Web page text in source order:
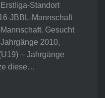
Standort
JBBL-Mannschaft
Gesucht
2010,
– Jahrgänge
diese…